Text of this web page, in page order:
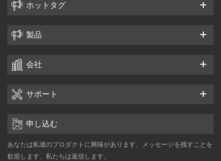
ホットタグ
製品
会社
サポート
申し込む
あなたは私達のプロダクトに興味があります、メッセージを残すことを
歓迎します、私たちは返信します。